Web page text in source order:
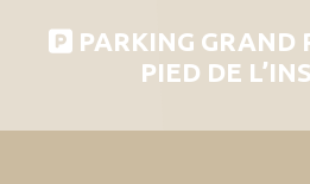
PARKING GRAND
PIED DE